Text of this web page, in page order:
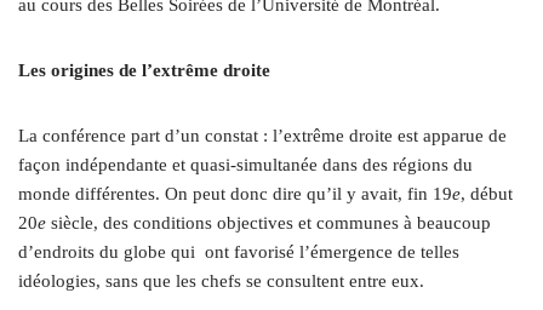
au cours des Belles Soirées de l’Université de Montréal.
Les origines de l’extrême droite
La conférence part d’un constat : l’extrême droite est apparue de
façon indépendante et quasi-simultanée dans des régions du
monde différentes. On peut donc dire qu’il y avait, fin 19e, début
20e siècle, des conditions objectives et communes à beaucoup
d’endroits du globe qui ont favorisé l’émergence de telles
idéologies, sans que les chefs se consultent entre eux.